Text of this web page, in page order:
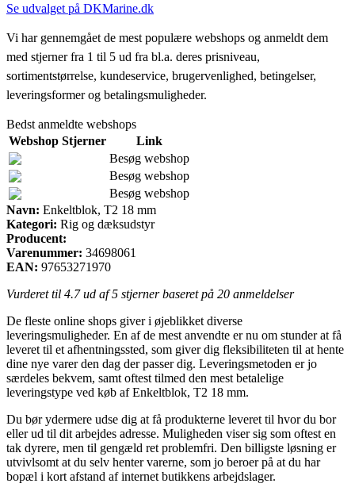
Se udvalget på DKMarine.dk
Vi har gennemgået de mest populære webshops og anmeldt dem
med stjerner fra 1 til 5 ud fra bl.a. deres prisniveau,
sortimentstørrelse, kundeservice, brugervenlighed, betingelser,
leveringsformer og betalingsmuligheder.
Bedst anmeldte webshops
Webshop Stjerner
Link
Besøg webshop
Besøg webshop
Besøg webshop
Navn: Enkeltblok, T2 18 mm
Kategori: Rig og dæksudstyr
Producent:
Varenummer: 34698061
EAN: 97653271970
Vurderet til 4.7ud af 5 stjerner baseret på 20 anmeldelser
De fleste online shops giver i øjeblikket diverse
leveringsmuligheder. En af de mest anvendte er nu om stunder at få
leveret til et afhentningssted, som giver dig fleksibiliteten til at hente
dine nye varer den dag der passer dig. Leveringsmetoden er jo
særdeles bekvem, samt oftest tilmed den mest betalelige
leveringstype ved køb af Enkeltblok, T2 18 mm.
Du bør ydermere udse dig at få produkterne leveret til hvor du bor
eller ud til dit arbejdes adresse. Muligheden viser sig som oftest en
tak dyrere, men til gengæld ret problemfri. Den billigste løsning er
utvivlsomt at du selv henter varerne, som jo beroer på at du har
bopæl i kort afstand af internet butikkens arbejdslager.